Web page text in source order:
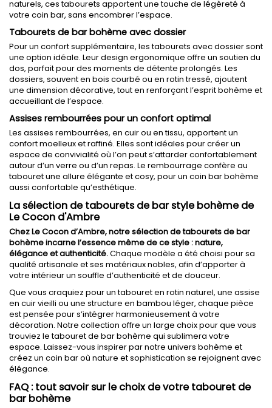
naturels, ces tabourets apportent une touche de légèreté à
votre coin bar, sans encombrer l’espace.
Tabourets de bar bohème avec dossier
Pour un confort supplémentaire, les tabourets avec dossier sont
une option idéale. Leur design ergonomique offre un soutien du
dos, parfait pour des moments de détente prolongés. Les
dossiers, souvent en bois courbé ou en rotin tressé, ajoutent
une dimension décorative, tout en renforçant l’esprit bohème et
accueillant de l’espace.
Assises rembourrées pour un confort optimal
Les assises rembourrées, en cuir ou en tissu, apportent un
confort moelleux et raffiné. Elles sont idéales pour créer un
espace de convivialité où l’on peut s’attarder confortablement
autour d’un verre ou d’un repas. Le rembourrage confère au
tabouret une allure élégante et cosy, pour un coin bar bohème
aussi confortable qu’esthétique.
La sélection de tabourets de bar style bohème de
Le Cocon d'Ambre
Chez Le Cocon d’Ambre, notre sélection de tabourets de bar
bohème incarne l’essence même de ce style : nature,
élégance et authenticité.Chaque modèle a été choisi pour sa
qualité artisanale et ses matériaux nobles, afin d’apporter à
votre intérieur un souffle d’authenticité et de douceur.
Que vous craquiez pour un tabouret en rotin naturel, une assise
en cuir vieilli ou une structure en bambou léger, chaque pièce
est pensée pour s’intégrer harmonieusement à votre
décoration. Notre collection offre un large choix pour que vous
trouviez le tabouret de bar bohème qui sublimera votre
espace. Laissez-vous inspirer par notre univers bohème et
créez un coin bar où nature et sophistication se rejoignent avec
élégance.
FAQ : tout savoir sur le choix de votre tabouret de
bar bohème